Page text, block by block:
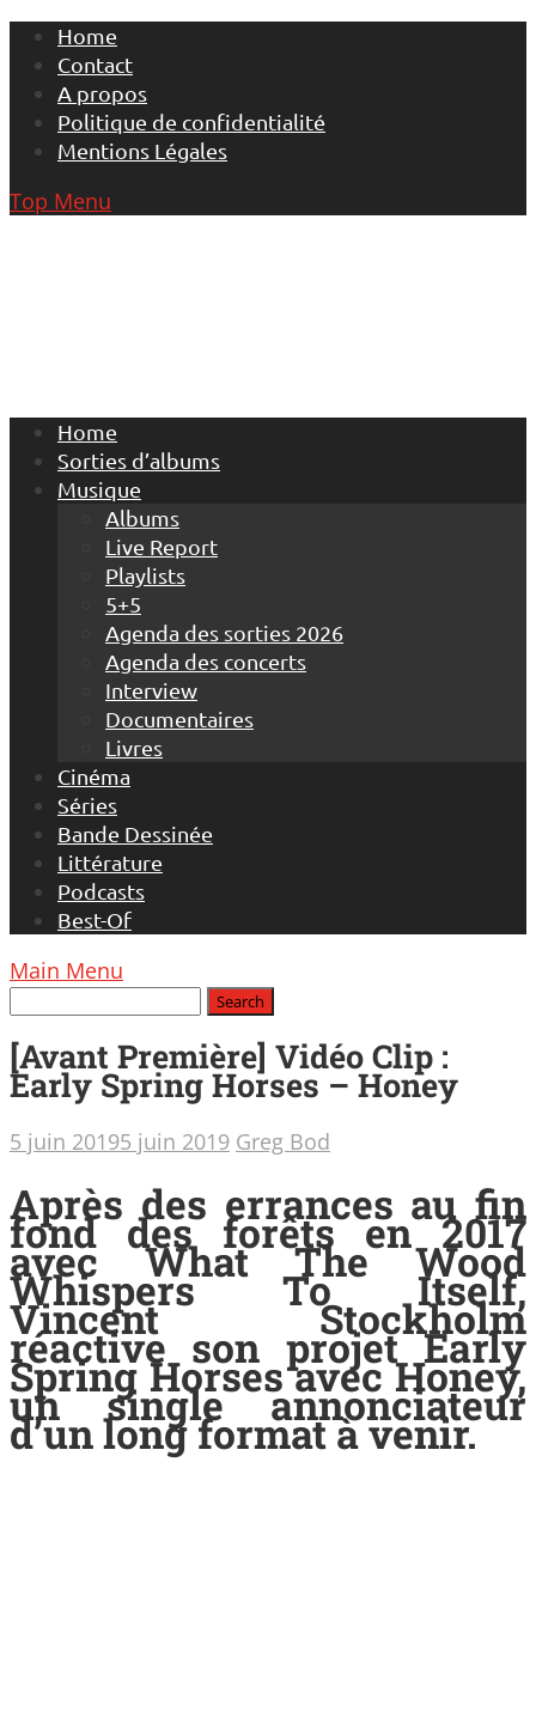
Skip
content
Home
Contact
A propos
Politique de confidentialité
Mentions Légales
Top Menu
Home
Sorties d’albums
Musique
Albums
Live Report
Playlists
5+5
Agenda des sorties 2026
Agenda des concerts
Interview
Documentaires
Livres
Cinéma
Séries
Bande Dessinée
Littérature
Podcasts
Best-Of
Main Menu
[Avant Première] Vidéo Clip :
Early Spring Horses – Honey
5 juin 20195 juin 2019 Greg Bod
Après des errances au fin
fond des forêts en 2017
avec What The Wood
Whispers To Itself,
Vincent Stockholm
réactive son projet Early
Spring Horses avec Honey,
un single annonciateur
d’un long format à venir.